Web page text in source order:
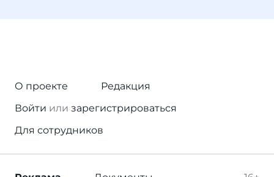
О проекте
Редакция
Войти или зарегистрироваться
Для сотрудников